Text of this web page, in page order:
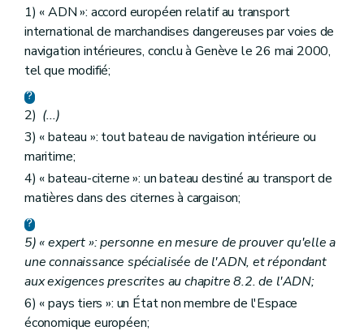
1) « ADN »: accord européen relatif au transport
international de marchandises dangereuses par voies de
navigation intérieures, conclu à Genève le 26 mai 2000,
tel que modifié;
2) (...)
3) « bateau »: tout bateau de navigation intérieure ou
maritime;
4) « bateau-citerne »: un bateau destiné au transport de
matières dans des citernes à cargaison;
5) « expert »: personne en mesure de prouver qu'elle a
une connaissance spécialisée de l'ADN, et répondant
aux exigences prescrites au chapitre 8.2. de l'ADN;
6) « pays tiers »: un État non membre de l'Espace
économique européen;